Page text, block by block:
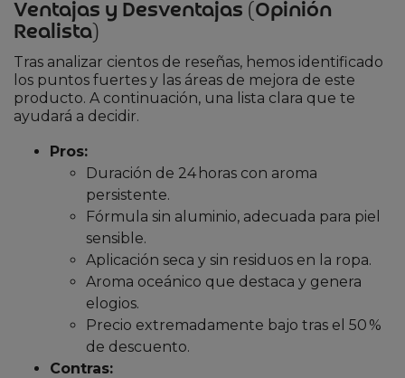
Ventajas y Desventajas (Opinión
Realista)
Tras analizar cientos de reseñas, hemos identificado
los puntos fuertes y las áreas de mejora de este
producto. A continuación, una lista clara que te
ayudará a decidir.
Pros:
Duración de 24 horas con aroma
persistente.
Fórmula sin aluminio, adecuada para piel
sensible.
Aplicación seca y sin residuos en la ropa.
Aroma oceánico que destaca y genera
elogios.
Precio extremadamente bajo tras el 50 %
de descuento.
Contras: